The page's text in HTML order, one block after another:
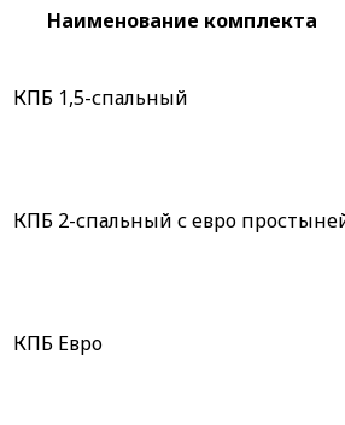
Наименование комплекта
КПБ 1,5-спальный
КПБ 2-спальный с евро
КПБ Евро